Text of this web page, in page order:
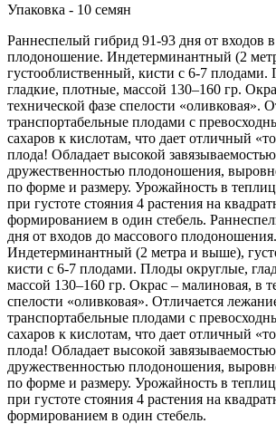
Упаковка - 10 семян
Раннеспелый гибрид 91-93 дня от входов
плодоношение. Индетерминантный (2
густооблиственный, кисти с 6-7 плодами.
гладкие, плотные, массой 130–160 гр.
технической фазе спелости «оливковая».
транспортабельные плодами с
сахаров к кислотам, что дает отличный
плода! Обладает высокой
дружественностью плодоношения,
по форме и размеру. Урожайность в
при густоте стояния 4 растения на
формированием в один стебель.
дня от входов до массового плодоношения.
Индетерминантный (2 метра и выше),
кисти с 6-7 плодами. Плоды округлые,
массой 130–160 гр. Окрас – малиновая, в
спелости «оливковая». Отличается
транспортабельные плодами с
сахаров к кислотам, что дает отличный
плода! Обладает высокой
дружественностью плодоношения,
по форме и размеру. Урожайность в
при густоте стояния 4 растения на
формированием в один стебель.